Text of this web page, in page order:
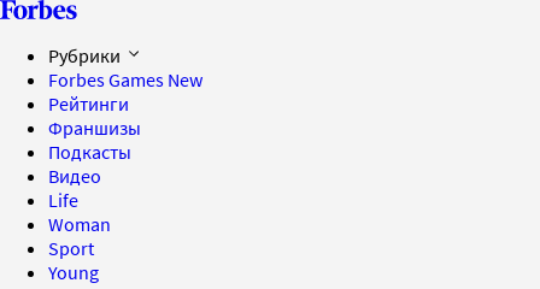
Рубрики
Forbes Games New
Рейтинги
Франшизы
Подкасты
Видео
Life
Woman
Sport
Young